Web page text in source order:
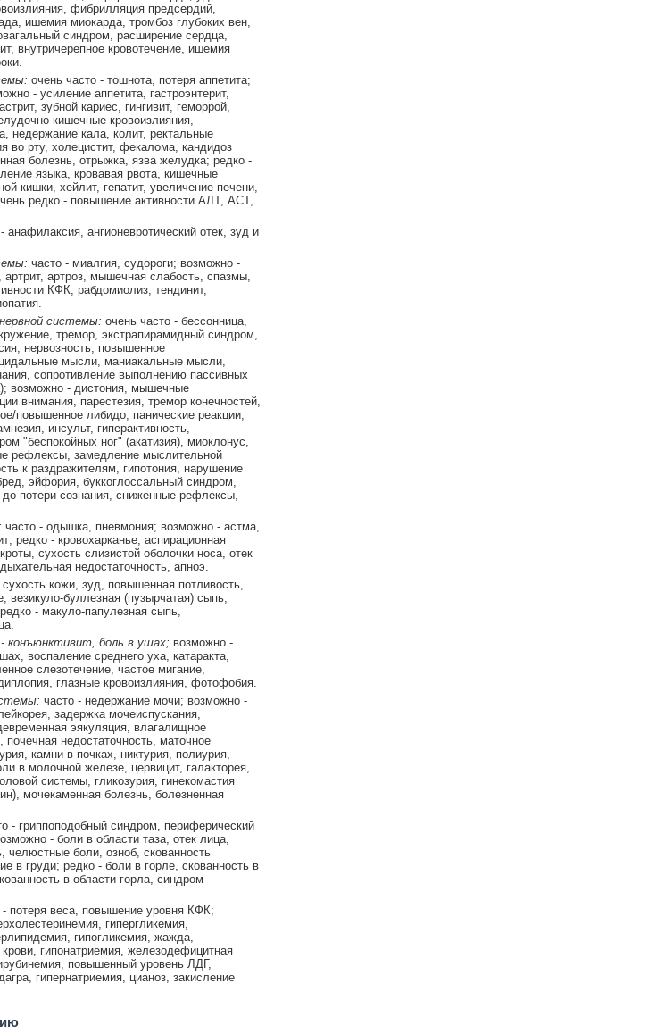
фибрилляция предсердий,
ишемия миокарда, тромбоз глубоких вен,
синдром, расширение сердца,
внутричерепное кровотечение, ишемия
очень часто - тошнота, потеря аппетита;
- усиление аппетита, гастроэнтерит,
зубной кариес, гингивит, геморрой,
кишечные кровоизлияния,
недержание кала, колит, ректальные
во рту, холецистит, фекалома, кандидоз
болезнь, отрыжка, язва желудка; редко -
языка, кровавая рвота, кишечные
кишки, хейлит, гепатит, увеличение печени,
редко - повышение активности АЛТ, АСТ,
анафилаксия, ангионевротический отек, зуд и
часто - миалгия, судороги; возможно -
артроз, мышечная слабость, спазмы,
КФК, рабдомиолиз, тендинит,
системы: очень часто - бессонница,
тремор, экстрапирамидный синдром,
нервозность, повышенное
мысли, маниакальные мысли,
сопротивление выполнению пассивных
возможно - дистония, мышечные
внимания, парестезия, тремор конечностей,
повышенное либидо, панические реакции,
инсульт, гиперактивность,
"беспокойных ног" (акатизия), миоклонус,
рефлексы, замедление мыслительной
к раздражителям, гипотония, нарушение
эйфория, буккоглоссальный синдром,
до потери сознания, сниженные рефлексы,
часто - одышка, пневмония; возможно - астма,
редко - кровохарканье, аспирационная
сухость слизистой оболочки носа, отек
недостаточность, апноэ.
сухость кожи, зуд, повышенная потливость,
буллезная (пузырчатая) сыпь,
- макуло-папулезная сыпь,
конъюнктивит, боль в ушах; возможно -
воспаление среднего уха, катаракта,
слезотечение, частое мигание,
глазные кровоизлияния, фотофобия.
часто - недержание мочи; возможно -
задержка мочеиспускания,
эякуляция, влагалищное
недостаточность, маточное
камни в почках, никтурия, полиурия,
в молочной железе, цервицит, галакторея,
системы, гликозурия, гинекомастия
мочекаменная болезнь, болезненная
- гриппоподобный синдром, периферический
- боли в области таза, отек лица,
челюстные боли, озноб, скованность
в груди; редко - боли в горле, скованность в
в области горла, синдром
- потеря веса, повышение уровня КФК;
гипергликемия,
гипогликемия, жажда,
гипонатриемия, железодефицитная
повышенный уровень ЛДГ,
гипернатриемия, цианоз, закисление